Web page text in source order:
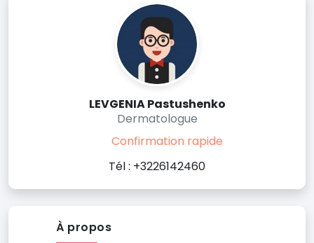
LEVGENIA Pastushenko
Dermatologue
Confirmation rapide
Tél : +3226142460
À propos